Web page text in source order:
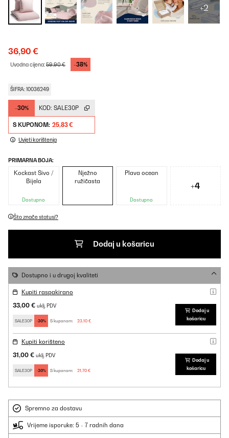
+2
36,90 €
Uvodna cijena:59,90 € -38%
ŠIFRA: 10036249
-30% KOD: SALE30P
S KUPONOM: 25,83 €
Uvjeti korištenja
PRIMARNA BOJA:
Kockast Sivo /
Bijela
Dostupno
Nježno
ružičasta
Plava ocean
Dostupno
+4
Što znače statusi?
Dodaj u košaricu
Dostupno i u drugoj kvaliteti
Kupiti raspakirano
33,00 € uklj. PDV
SALE30P -30% S kuponom: 23,10 €
Dodaj u
košaricu
Kupiti korišteno
31,00 € uklj. PDV
SALE30P -30% S kuponom: 21,70 €
Dodaj u
košaricu
Spremno za dostavu
Vrijeme isporuke: 5 - 7 radnih dana